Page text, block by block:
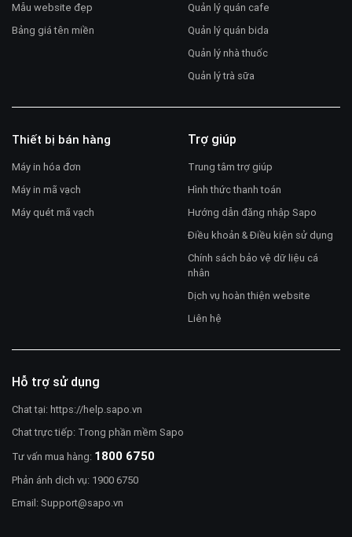
Mẫu website đẹp
Bảng giá tên miền
Quản lý quán cafe
Quản lý quán bida
Quản lý nhà thuốc
Quản lý trà sữa
Thiết bị bán hàng
Máy in hóa đơn
Máy in mã vạch
Máy quét mã vạch
Trợ giúp
Trung tâm trợ giúp
Hình thức thanh toán
Hướng dẫn đăng nhập Sapo
Điều khoản & Điều kiện sử dụng
Chính sách bảo vệ dữ liệu cá
nhân
Dịch vụ hoàn thiện website
Liên hệ
Hỗ trợ sử dụng
Chat tại:https://help.sapo.vn
Chat trực tiếp: Trong phần mềm Sapo
Tư vấn mua hàng: 1800 6750
Phản ánh dịch vụ: 1900 6750
Email:Support@sapo.vn